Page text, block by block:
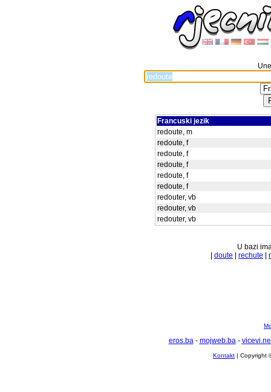
Francuski jezik
redoute, m
redoute, f
redoute, f
redoute, f
redoute, f
redoute, f
redouter, vb
redouter, vb
redouter, vb
U bazi
doute rechute
eros.ba- mojweb.ba-
Kontakt | Copyright